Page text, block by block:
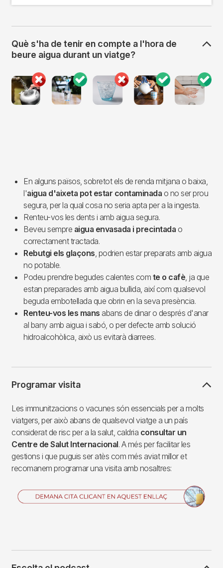
Què s'ha de tenir en compte a l'hora de
beure aigua durant un viatge?
Imagen
En alguns països, sobretot els de renda mitjana o baixa,
l'aigua d'aixeta pot estar contaminada o no ser prou
segura, per la qual cosa no seria apta per a la ingesta.
Renteu-vos les dents i amb aigua segura.
Beveu sempre aigua envasada i precintada o
correctament tractada.
Rebutgi els glaçons, podrien estar preparats amb aigua
no potable.
Podeu prendre begudes calentes com te o cafè, ja que
estan preparades amb aigua bullida, així com qualsevol
beguda embotellada que obrin en la seva presència.
Renteu-vos les mans abans de dinar o després d'anar
al bany amb aigua i sabó, o per defecte amb solució
hidroalcohòlica, això us evitarà diarrees.
Programar visita
Les immunitzacions o vacunes són essencials per a molts
viatgers, per això abans de qualsevol viatge a un país
considerat de risc per a la salut, caldria consultar un
Centre de Salut Internacional. A més per facilitar les
gestions i que puguis ser atès com més aviat millor et
recomanem programar una visita amb nosaltres:
Imagen